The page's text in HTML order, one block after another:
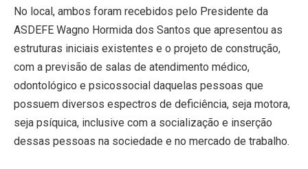
No local, ambos foram recebidos pelo Presidente da
ASDEFE Wagno Hormida dos Santos que apresentou as
estruturas iniciais existentes e o projeto de construção,
com a previsão de salas de atendimento médico,
odontológico e psicossocial daquelas pessoas que
possuem diversos espectros de deficiência, seja motora,
seja psíquica, inclusive com a socialização e inserção
dessas pessoas na sociedade e no mercado de trabalho.